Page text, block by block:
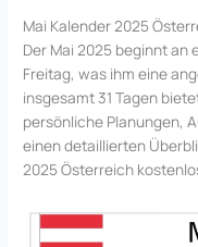
Mai Kalender 2025
Der Mai 2025 beginnt an
Freitag, was ihm eine
insgesamt 31 Tagen
persönliche Planungen,
einen detaillierten
2025 Österreich